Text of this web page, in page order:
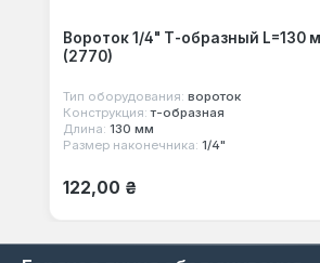
Вороток 1/4" Т-образный L=130
(2770)
Тип оборудования: вороток
Конструкция: т-образная
Длина: 130 мм
Размер наконечника: 1/4"
Обычная цена:
122,00 ₴